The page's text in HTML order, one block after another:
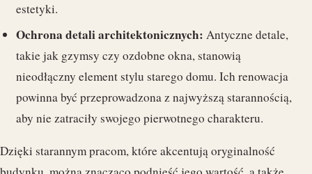
estetyki.
Ochrona detali architektonicznych: Antyczne detale,
takie jak gzymsy czy ozdobne okna, stanowią
nieodłączny element stylu starego domu. Ich renowacja
powinna być przeprowadzona z najwyższą starannością,
aby nie zatraciły swojego pierwotnego charakteru.
Dzięki starannym pracom, które akcentują oryginalność